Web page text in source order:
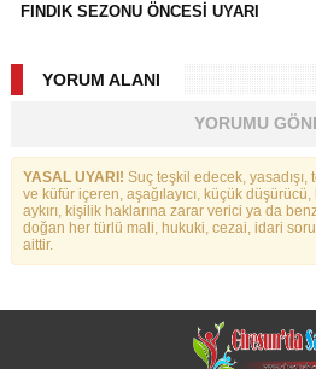
FINDIK SEZONU ÖNCESİ UYARI
YORUM ALANI
YORUMU
YASAL UYARI! Suç teşkil edecek,
ve küfür içeren, aşağılayıcı, küçük
aykırı, kişilik haklarına zarar verici ya da
doğan her türlü mali, hukuki, cezai, idari
aittir.